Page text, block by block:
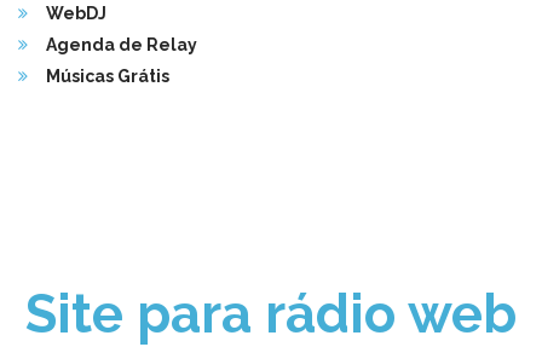
WebDJ
Agenda de Relay
Músicas Grátis
Site para rádio web